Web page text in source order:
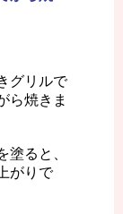
グリルで
ら焼きま
塗ると、
がりで